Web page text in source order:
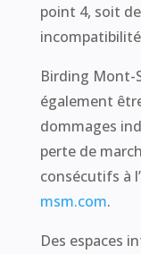
point 4, soit
Birding Mont-
également
dommages
perte de
consécutifs à
msm.com.
Des espaces